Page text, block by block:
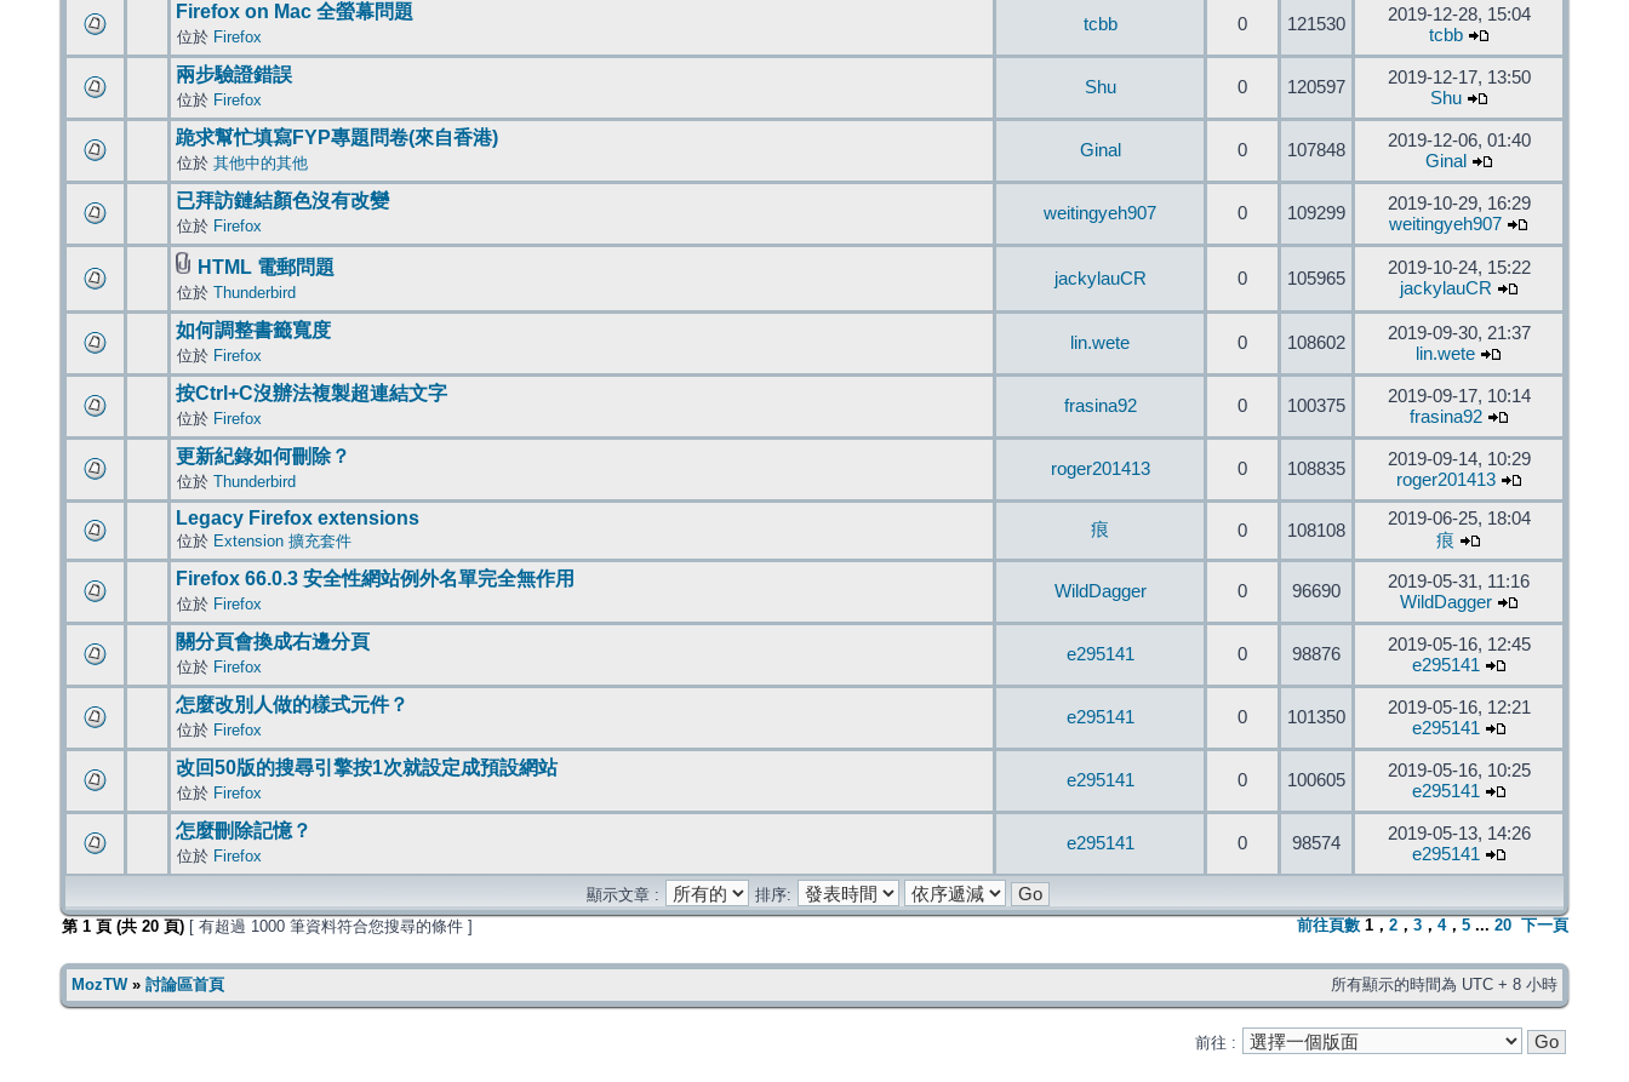
Firefox on Mac 全螢幕問題
位於 Firefox
tcbb 0 121530
2019-12-28, 15:04
tcbb
兩步驗證錯誤
位於 Firefox
Shu 0 120597
2019-12-17, 13:50
Shu
跪求幫忙填寫FYP專題問卷(來自香港)
位於 其他中的其他
Ginal 0 107848
2019-12-06, 01:40
Ginal
已拜訪鏈結顏色沒有改變
位於 Firefox
weitingyeh907 0 109299
2019-10-29, 16:29
weitingyeh907
HTML 電郵問題
位於 Thunderbird
jackylauCR 0 105965
2019-10-24, 15:22
jackylauCR
如何調整書籤寬度
位於 Firefox
lin.wete 0 108602
2019-09-30, 21:37
lin.wete
按Ctrl+C沒辦法複製超連結文字
位於 Firefox
frasina92 0 100375
2019-09-17, 10:14
frasina92
更新紀錄如何刪除？
位於 Thunderbird
roger201413 0 108835
2019-09-14, 10:29
roger201413
Legacy Firefox extensions
位於 Extension 擴充套件
痕 0 108108
2019-06-25, 18:04
痕
Firefox 66.0.3 安全性網站例外名單完全無作用
位於 Firefox
WildDagger 0 96690
2019-05-31, 11:16
WildDagger
關分頁會換成右邊分頁
位於 Firefox
e295141 0 98876
2019-05-16, 12:45
e295141
怎麼改別人做的樣式元件？
位於 Firefox
e295141 0 101350
2019-05-16, 12:21
e295141
改回50版的搜尋引擎按1次就設定成預設網站
位於 Firefox
e295141 0 100605
2019-05-16, 10:25
e295141
怎麼刪除記憶？
位於 Firefox
e295141 0 98574
2019-05-13, 14:26
e295141
顯示文章 :
排序:
第 1 頁 (共 20 頁) [ 有超過 1000 筆資料符合您搜尋的條件 ] 前往頁數 1 ， 2 ， 3 ， 4， 5 ... 20 下一頁
MozTW» 討論區首頁 所有顯示的時間為 UTC + 8 小時
前往 :